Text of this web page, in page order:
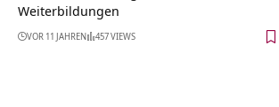
Weiterbildungen
VOR 11 JAHREN 457 VIEWS